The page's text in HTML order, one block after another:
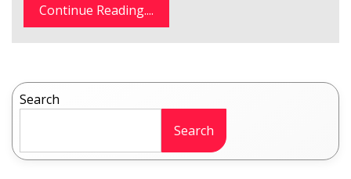
Continue Reading....
Search
Search